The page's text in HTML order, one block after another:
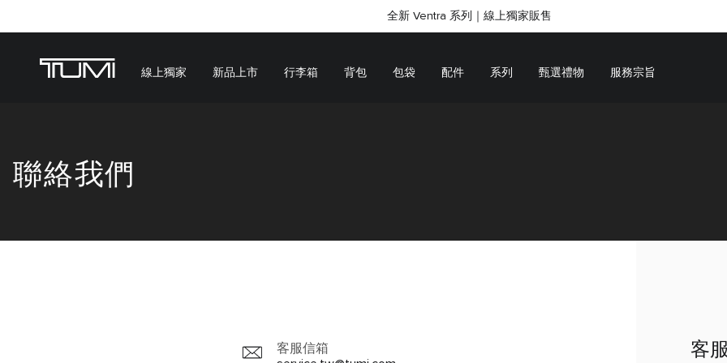
SHOP GIFTS
SHOP GIFTS
全新 Ventra 系列｜線上獨家販售
線上獨家 新品上市 行李箱 背包 包袋 配件 系列 甄選禮物 服務宗旨
聯絡我們
客服信箱
客